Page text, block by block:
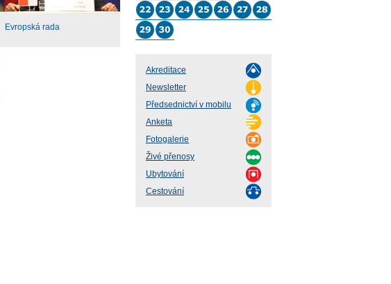
Evropská rada
Akreditace
Newsletter
Předsednictví v mobilu
Anketa
Fotogalerie
Živé přenosy
Ubytování
Cestování